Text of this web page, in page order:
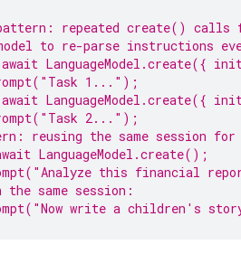
pattern: repeated create()
to re-parse instructions
await
1...");
await
2...");
reusing the same session
LanguageModel.create();
this financial
same session:
write a children's